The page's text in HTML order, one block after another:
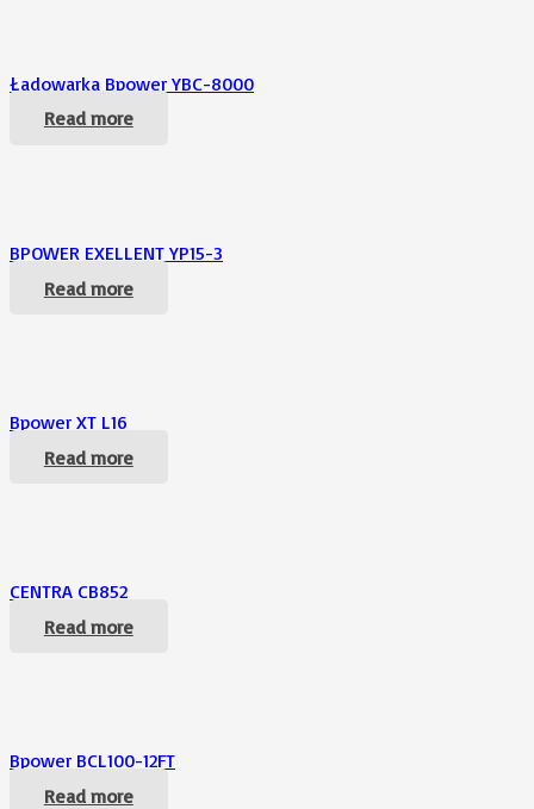
Ładowarka Bpower YBC-8000
Read more
BPOWER EXELLENT YP15-3
Read more
Bpower XT L16
Read more
CENTRA CB852
Read more
Bpower BCL100-12FT
Read more